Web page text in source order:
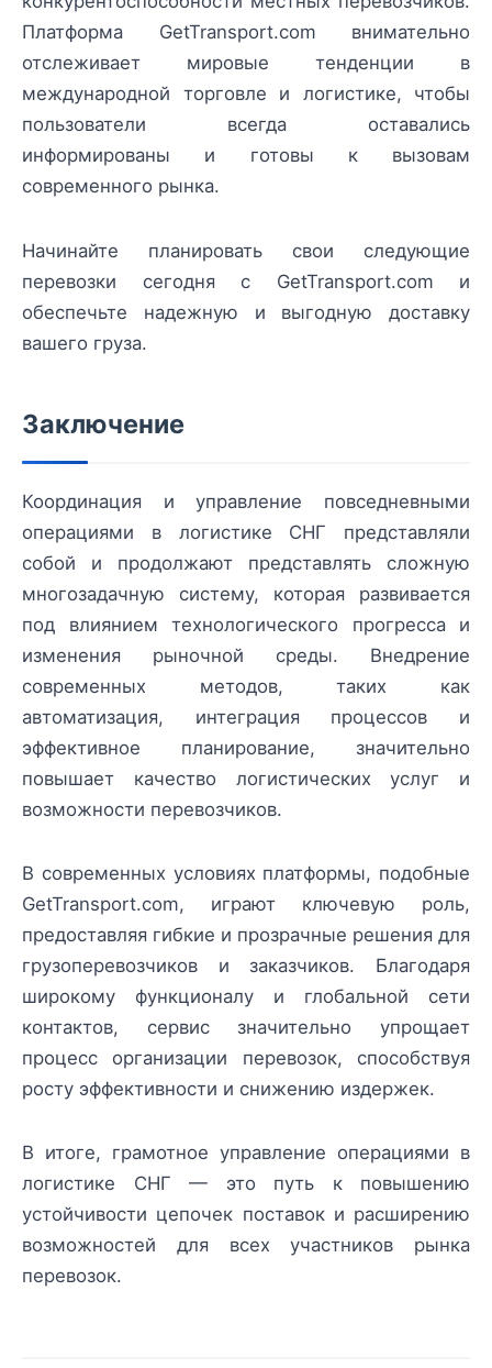
Платформа GetTransport.com внимательно
отслеживает мировые тенденции в
международной торговле и логистике, чтобы
пользователи всегда оставались
информированы и готовы к вызовам
современного рынка.
Начинайте планировать свои следующие
перевозки сегодня с GetTransport.com и
обеспечьте надежную и выгодную доставку
вашего груза.
Заключение
Координация и управление повседневными
операциями в логистике СНГ представляли
собой и продолжают представлять сложную
многозадачную систему, которая развивается
под влиянием технологического прогресса и
изменения рыночной среды. Внедрение
современных методов, таких как
автоматизация, интеграция процессов и
эффективное планирование, значительно
повышает качество логистических услуг и
возможности перевозчиков.
В современных условиях платформы, подобные
GetTransport.com, играют ключевую роль,
предоставляя гибкие и прозрачные решения для
грузоперевозчиков и заказчиков. Благодаря
широкому функционалу и глобальной сети
контактов, сервис значительно упрощает
процесс организации перевозок, способствуя
росту эффективности и снижению издержек.
В итоге, грамотное управление операциями в
логистике СНГ — это путь к повышению
устойчивости цепочек поставок и расширению
возможностей для всех участников рынка
перевозок.